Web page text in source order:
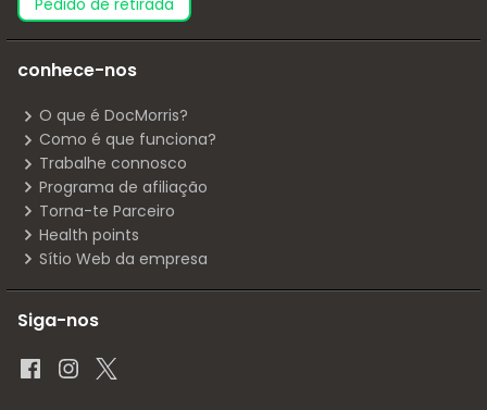
conhece-nos
O que é DocMorris?
Como é que funciona?
Trabalhe connosco
Programa de afiliação
Torna-te Parceiro
Health points
Sítio Web da empresa
Siga-nos